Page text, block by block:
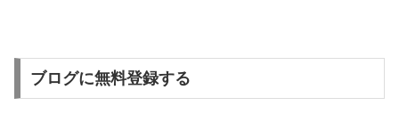
ブログに無料登録する